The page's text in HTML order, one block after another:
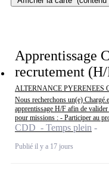
Apprentissage
recrutement
ALTERNANCE PYERENEES
Nous recherchons un(e)
apprentissage H/F afin de
pour missions : - Participer au
CDD - Temps plein
Publié il y a 17 jours